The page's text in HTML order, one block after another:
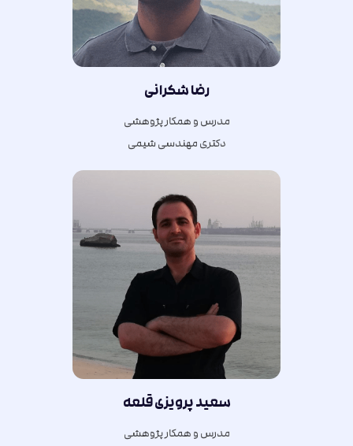
رضا شکرانی
مدرس و همکار پژوهشی
دکتری مهندسی شیمی
سعید پرویزی قلعه
مدرس و همکار پژوهشی